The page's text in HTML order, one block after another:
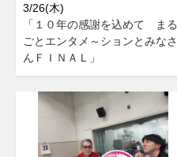
3/26(木)
「１０年の感謝を込めて まる
ごとエンタメ～ションとみなさ
んＦＩＮＡＬ」